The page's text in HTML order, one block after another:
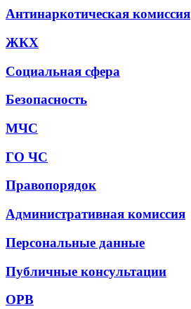
Антинаркотическая комиссия
ЖКХ
Социальная сфера
Безопасность
МЧС
ГО ЧС
Правопорядок
Административная комиссия
Персональные данные
Публичные консультации
ОРВ